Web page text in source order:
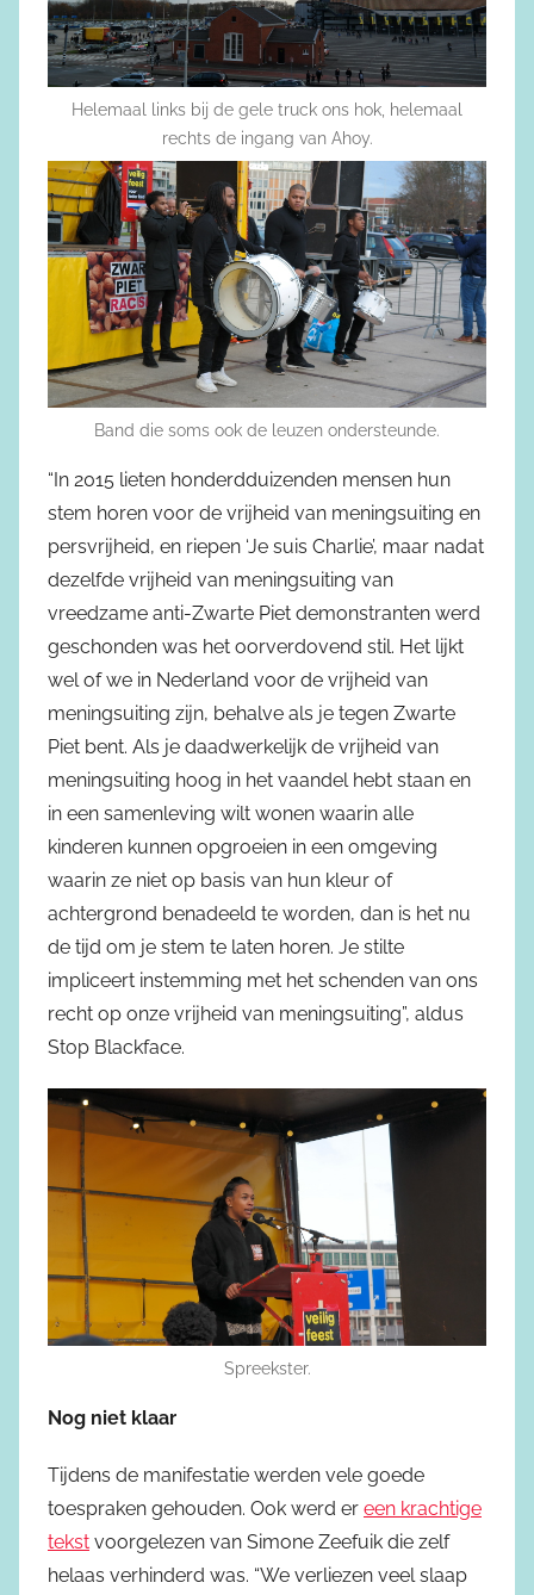
Helemaal links bij de gele truck ons hok, helemaal
rechts de ingang van Ahoy.
Band die soms ook de leuzen ondersteunde.
“In 2015 lieten honderdduizenden mensen hun
stem horen voor de vrijheid van meningsuiting en
persvrijheid, en riepen ‘Je suis Charlie’, maar nadat
dezelfde vrijheid van meningsuiting van
vreedzame anti-Zwarte Piet demonstranten werd
geschonden was het oorverdovend stil. Het lijkt
wel of we in Nederland voor de vrijheid van
meningsuiting zijn, behalve als je tegen Zwarte
Piet bent. Als je daadwerkelijk de vrijheid van
meningsuiting hoog in het vaandel hebt staan en
in een samenleving wilt wonen waarin alle
kinderen kunnen opgroeien in een omgeving
waarin ze niet op basis van hun kleur of
achtergrond benadeeld te worden, dan is het nu
de tijd om je stem te laten horen. Je stilte
impliceert instemming met het schenden van ons
recht op onze vrijheid van meningsuiting”, aldus
Stop Blackface.
Spreekster.
Nog niet klaar
Tijdens de manifestatie werden vele goede
toespraken gehouden. Ook werd er een krachtige
tekst voorgelezen van Simone Zeefuik die zelf
helaas verhinderd was. “We verliezen veel slaap